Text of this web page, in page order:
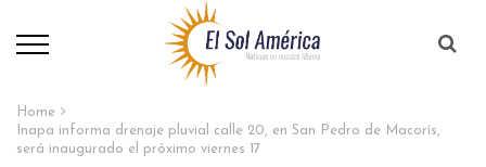
Home
Inapa informa drenaje pluvial calle 20, en San Pedro de Macorís,
será inaugurado el próximo viernes 17